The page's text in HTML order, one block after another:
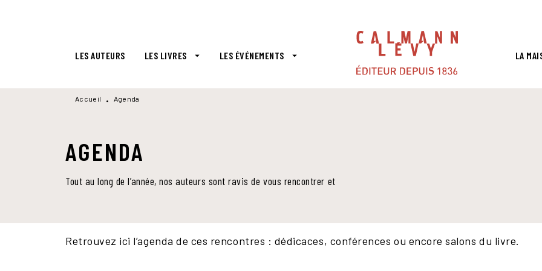
LES AUTEURS LES LIVRES arrow_drop_down LES ÉVÉNEMENTS arrow_drop_down LA
Accueil • Agenda
AGENDA
Tout au long de l’année, nos auteurs sont ravis de vous rencontrer et
Retrouvez ici l’agenda de ces rencontres : dédicaces, conférences ou encore salons du livre.